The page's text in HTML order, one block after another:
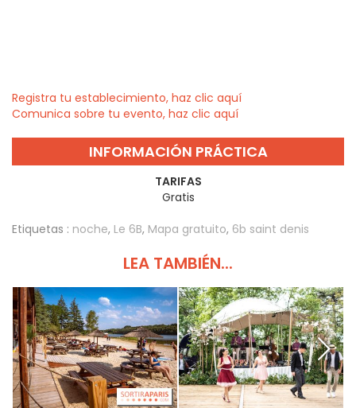
Registra tu establecimiento, haz clic aquí
Comunica sobre tu evento, haz clic aquí
INFORMACIÓN PRÁCTICA
TARIFAS
Gratis
Etiquetas : noche, Le 6B, Mapa gratuito, 6b saint denis
LEA TAMBIÉN...